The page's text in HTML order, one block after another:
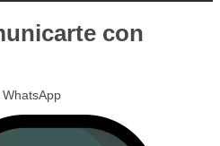
con